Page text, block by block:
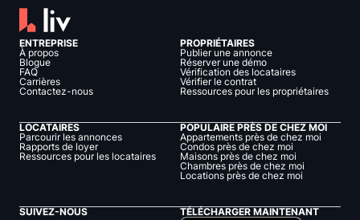
ENTREPRISE
À propos
Blogue
FAQ
Carrières
Contactez-nous
PROPRIÉTAIRES
Publier une annonce
Réserver une démo
Vérification des locataires
Vérifier le contrat
Ressources pour les propriétaires
LOCATAIRES
Parcourir les annonces
Rapports de loyer
Ressources pour les locataires
POPULAIRE PRÈS DE CHEZ MOI
Appartements près de chez moi
Condos près de chez moi
Maisons près de chez moi
Chambres près de chez moi
Locations près de chez moi
SUIVEZ-NOUS TÉLÉCHARGER MAINTENANT